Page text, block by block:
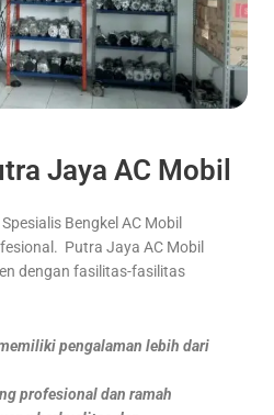
Jaya AC Mobil
Bengkel AC Mobil
Putra Jaya AC Mobil
dengan fasilitas-fasilitas
pengalaman lebih dari
profesional dan ramah